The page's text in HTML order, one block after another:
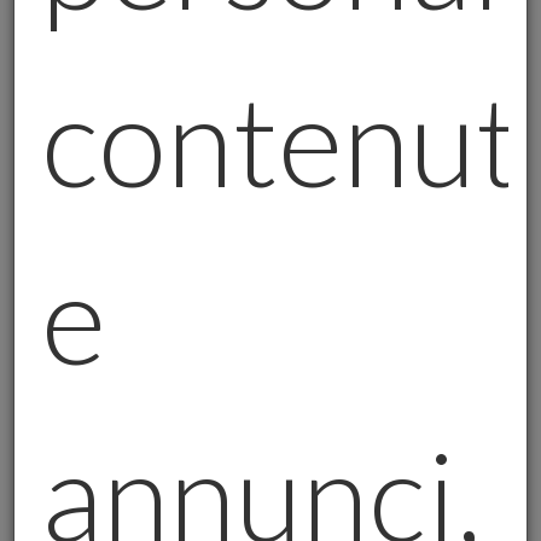
leader nel settore degli investimenti in oro
Careisgold è sinonimo di fiducia e sicurezza,
grazie a un sistema di acquisto e gestione
dell'oro altamente regolamentato e
conservazione, viene gestito con la massima
cura e trasparenza. L'azienda, inoltre,
collabora solo con fornitori certificati e
e del mio
lavoro come consulente:
e
annunci,